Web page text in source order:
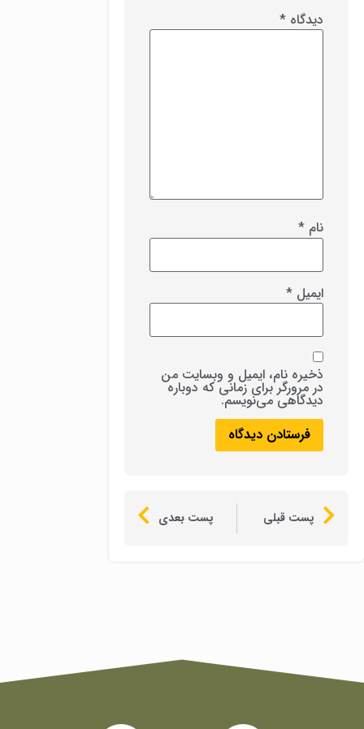
دیدگاه *
نام *
ایمیل *
ذخیره نام، ایمیل و وبسایت من
در مرورگر برای زمانی که دوباره
دیدگاهی می‌نویسم.
پست قبلی پست بعدی